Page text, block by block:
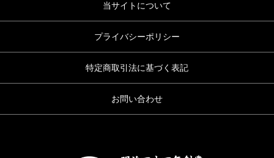
当サイトについて
プライバシーポリシー
特定商取引法に基づく表記
お問い合わせ